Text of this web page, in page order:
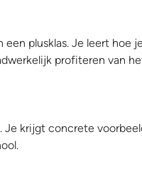
plusklas. Je leert hoe
profiteren van
krijgt concrete